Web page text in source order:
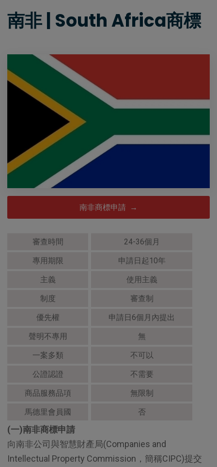
南非 | South Africa商標
南非商標申請 →
審查時間 24-36個月
專用期限 申請日起10年
主義 使用主義
制度 審查制
優先權 申請日6個月內提出
聲明不專用 無
一案多類 不可以
公證認證 不需要
商品服務品項 無限制
馬德里會員國 否
(一)南非商標申請
向南非公司與智慧財產局(Companies and
Intellectual Property Commission，簡稱CIPC)提交